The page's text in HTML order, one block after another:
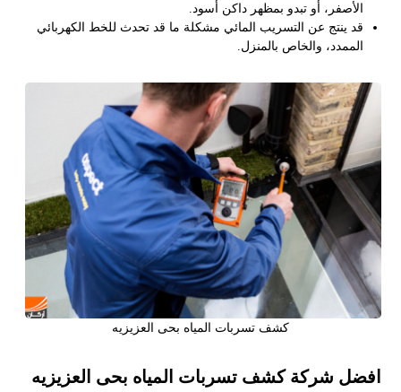
الأصفر، أو تبدو بمظهر داكن أسود.
قد ينتج عن التسريب المائي مشكلة ما قد تحدث للخط الكهربائي
الممدد، والخاص بالمنزل.
كشف تسربات المياه بحى العزيزيه
افضل شركة كشف تسربات المياه بحى العزيزيه